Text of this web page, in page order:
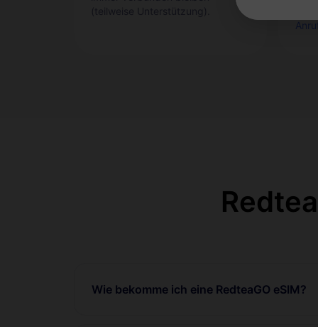
Wie bekomme ich eine RedteaGO eSIM?